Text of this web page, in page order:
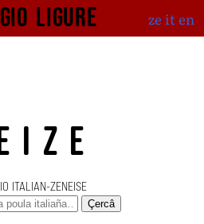
ligure ze iten
ITALIAN-ZENEISE
Çercâ